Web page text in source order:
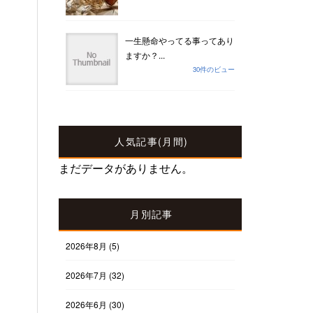
一生懸命やってる事ってあり
ますか？...
30件のビュー
人気記事(月間)
まだデータがありません。
月別記事
2026年8月 (5)
2026年7月 (32)
2026年6月 (30)